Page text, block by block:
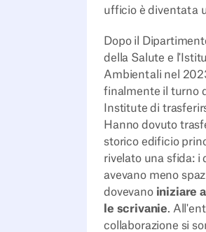
ufficio è diventata
Dopo il
della Salute e
Ambientali nel
finalmente il turno
Institute di
Hanno dovuto
storico edificio
rivelato una sfida: i
avevano meno
dovevano iniziare
le scrivanie.
collaborazione si